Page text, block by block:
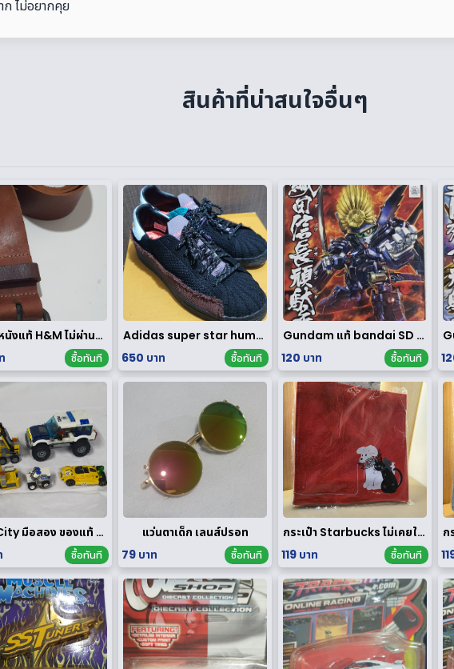
ก ไม่อยากคุย
สินค้าที่น่าสนใจอื่นๆ
เข็มขัด หนังแท้ H&M ไม่ผ่านการใช้งาน
ซื้อทันที
Adidas super star human race limited edition
650 บาท
ซื้อทันที
Gundam แท้ bandai SD ของใหม่
120 บาท
ซื้อทันที
Lego City มือสอง ของแท้ ได้ทั้งหมดตามรูป
ซื้อทันที
แว่นตาเด็ก เลนส์ปรอท
79 บาท
ซื้อทันที
กระเป๋า Starbucks ไม่เคยใช้งาน
119 บาท
ซื้อทันที